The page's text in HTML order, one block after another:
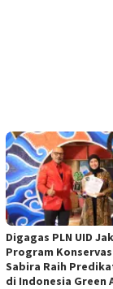
Digagas PLN UID
Program
Sabira Raih
di Indonesia Green